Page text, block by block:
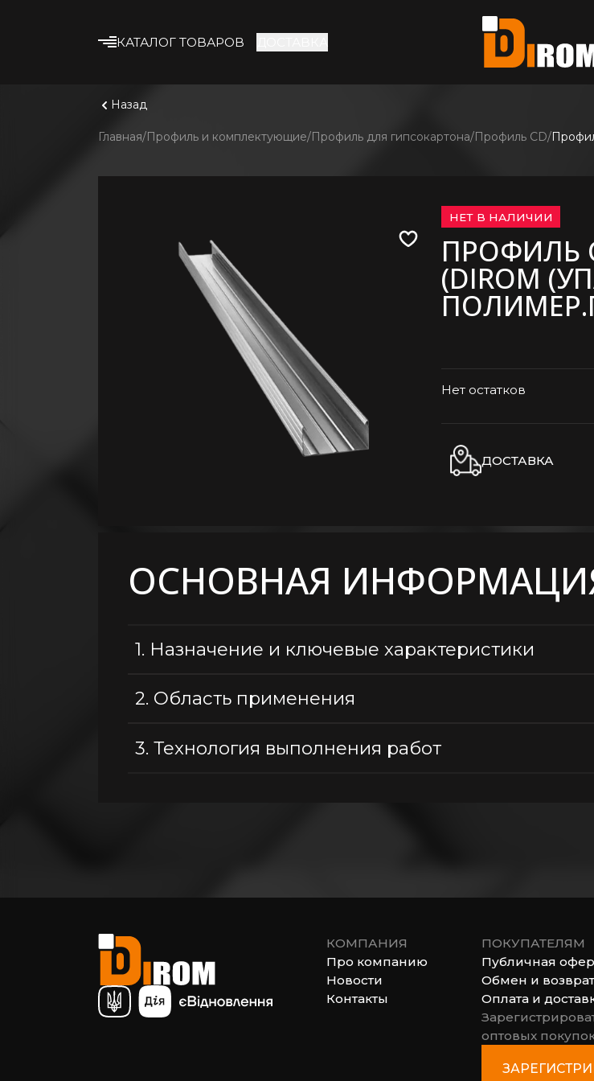
КАТАЛОГ ТОВАРОВ
Профиль и
Армирующие
материалы
Строительная химия
Лакокрасочные
Сантехника,
водопровод,
Назад
Главная Профиль и комплектующие Профиль для гипсокартона Профиль CD
НЕТ В НАЛИЧИИ
ПРОФИЛЬ
(DIROM
Нет остатков
ДОСТАВКА
ОСНОВНАЯ
1. Назначение и ключевые характеристики
2. Область применения
3.Технология выполнения работ
КОМПАНИЯ
Про компанию
Новости
Контакты
ПОКУПАТЕЛЯМ
Публичная
Обмен и возврат
Оплата и
оптовых